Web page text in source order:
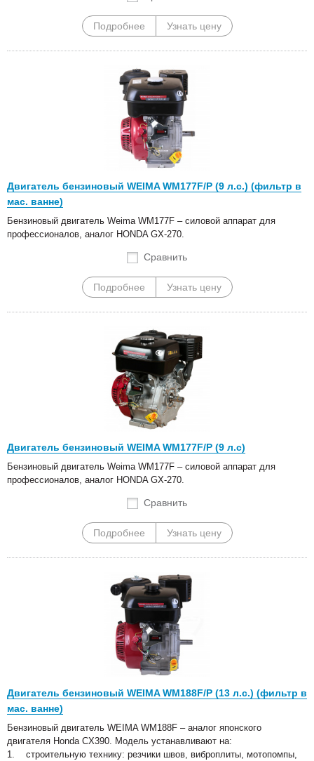
Подробнее Узнать цену
Двигатель бензиновый WEIMA WM177F/P (9 л.с.) (фильтр в
мас. ванне)
Бензиновый двигатель Weima WM177F – силовой аппарат для
профессионалов, аналог HONDA GX-270.
Сравнить
Подробнее Узнать цену
Двигатель бензиновый WEIMA WM177F/P (9 л.с)
Бензиновый двигатель Weima WM177F – силовой аппарат для
профессионалов, аналог HONDA GX-270.
Сравнить
Подробнее Узнать цену
Двигатель бензиновый WEIMA WM188F/Р (13 л.с.) (фильтр в
мас. ванне)
Бензиновый двигатель WEIMA WM188F – аналог японского
двигателя Honda CX390. Модель устанавливают на:
1. строительную технику: резчики швов, виброплиты, мотопомпы,